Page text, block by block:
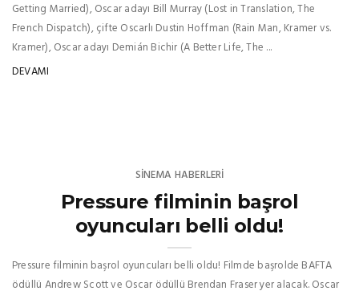
Getting Married), Oscar adayı Bill Murray (Lost in Translation, The
French Dispatch), çifte Oscarlı Dustin Hoffman (Rain Man, Kramer vs.
Kramer), Oscar adayı Demián Bichir (A Better Life, The ...
DEVAMI
SINEMA HABERLERI
Pressure filminin başrol
oyuncuları belli oldu!
Pressure filminin başrol oyuncuları belli oldu! Filmde başrolde BAFTA
ödüllü Andrew Scott ve Oscar ödüllü Brendan Fraser yer alacak. Oscar